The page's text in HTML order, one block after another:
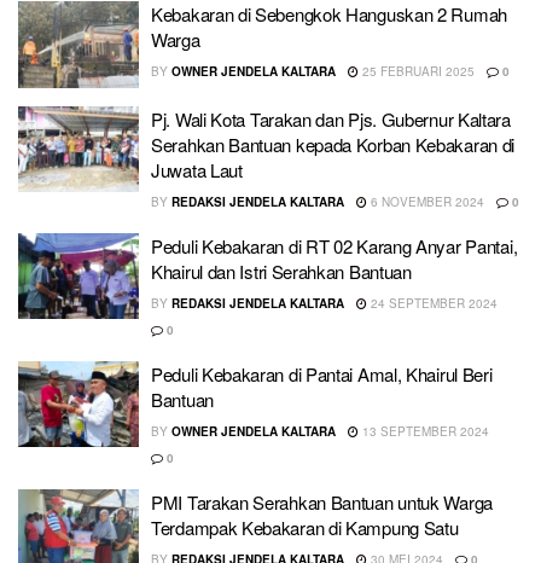
Kebakaran di Sebengkok Hanguskan 2 Rumah
Warga
BY OWNER JENDELA KALTARA 25 FEBRUARI 2025 0
Pj. Wali Kota Tarakan dan Pjs. Gubernur Kaltara
Serahkan Bantuan kepada Korban Kebakaran di
Juwata Laut
BY REDAKSI JENDELA KALTARA 6 NOVEMBER 2024 0
Peduli Kebakaran di RT 02 Karang Anyar Pantai,
Khairul dan Istri Serahkan Bantuan
BY REDAKSI JENDELA KALTARA
24 SEPTEMBER 2024
0
Peduli Kebakaran di Pantai Amal, Khairul Beri
Bantuan
BY OWNER JENDELA KALTARA
13 SEPTEMBER 2024
0
PMI Tarakan Serahkan Bantuan untuk Warga
Terdampak Kebakaran di Kampung Satu
BY REDAKSI JENDELA KALTARA 30 MEI 2024 0